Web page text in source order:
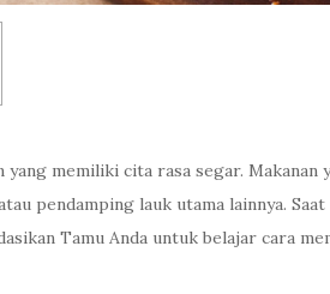
memiliki cita rasa segar.
pendamping lauk utama lainnya.
Tamu Anda untuk belajar cara